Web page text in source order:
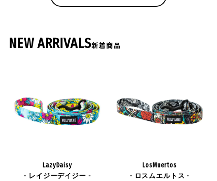
西部開拓時代に思いをはせる
SandFlats - サンドフラット -
レトロポップでファッショナブル
に
NEW ARRIVALS新着商品
LazyDaisy
- レイジーデイジー -
LosMuertos
- ロスムエルトス -